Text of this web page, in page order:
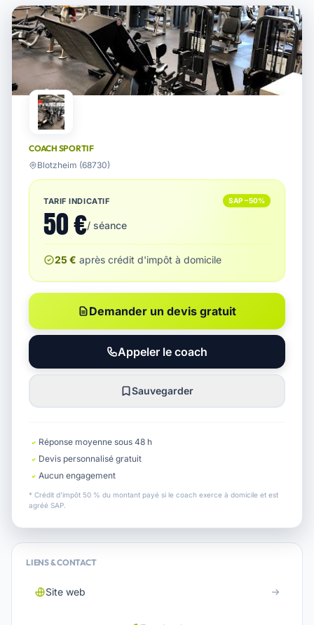
COACH SPORTIF
Blotzheim (68730)
TARIF INDICATIF SAP −50%
50 €/ séance
25 € après crédit d'impôt à domicile
Demander un devis gratuit
Appeler le coach
Sauvegarder
Réponse moyenne sous 48 h
Devis personnalisé gratuit
Aucun engagement
* Crédit d'impôt 50 % du montant payé si le coach exerce à domicile et est
agréé SAP.
LIENS & CONTACT
Site web